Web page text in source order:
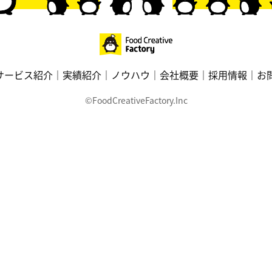
ービス紹介 実績紹介 ノウハウ 会社概要 採用情報 お
©FoodCreativeFactory.Inc